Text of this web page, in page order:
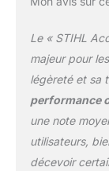
Le « STIHL
majeur pour
légèreté et sa
performance
une note
utilisateurs,
décevoir